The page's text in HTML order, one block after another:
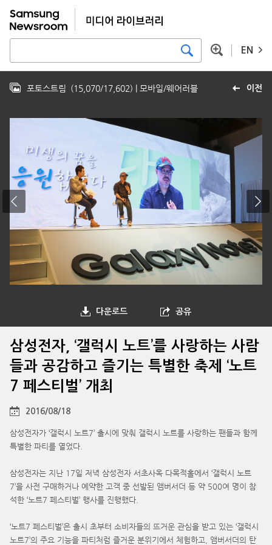
EN
이전
포토스트림 (15,070/17,602) | 모바일/웨어러블
다운로드 공유
삼성전자, ‘갤럭시 노트’를 사랑하는 사람
들과 공감하고 즐기는 특별한 축제 ‘노트
7 페스티벌’ 개최
2016/08/18
삼성전자가 ‘갤럭시 노트7’ 출시에 맞춰 갤럭시 노트를 사랑하는 팬들과 함께
특별한 파티를 열었다.
삼성전자는 지난 17일 저녁 삼성전자 서초사옥 다목적홀에서 ‘갤럭시 노트
7’을 사전 구매하거나 예약한 고객 중 선발된 앰버서더 등 약 500여 명이 참
석한 ‘노트7 페스티벌’ 행사를 진행했다.
‘노트7 페스티벌’은 출시 초부터 소비자들의 뜨거운 관심을 받고 있는 ‘갤럭시
노트7’의 주요 기능을 파티처럼 즐거운 분위기에서 체험하고, 앰버서더의 탄